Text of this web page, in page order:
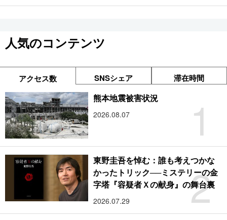
人気のコンテンツ
アクセス数 SNSシェア 滞在時間
1
熊本地震被害状況
2026.08.07
2
東野圭吾を悼む：誰も考えつかな
かったトリック──ミステリーの金
字塔『容疑者Ｘの献身』の舞台裏
2026.07.29